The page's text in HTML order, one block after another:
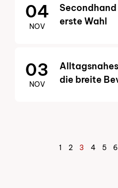
04
NOV
Secondhand
erste Wahl
03
NOV
die breite
Page
1 Page
2 3 Page
4 Page
5 6